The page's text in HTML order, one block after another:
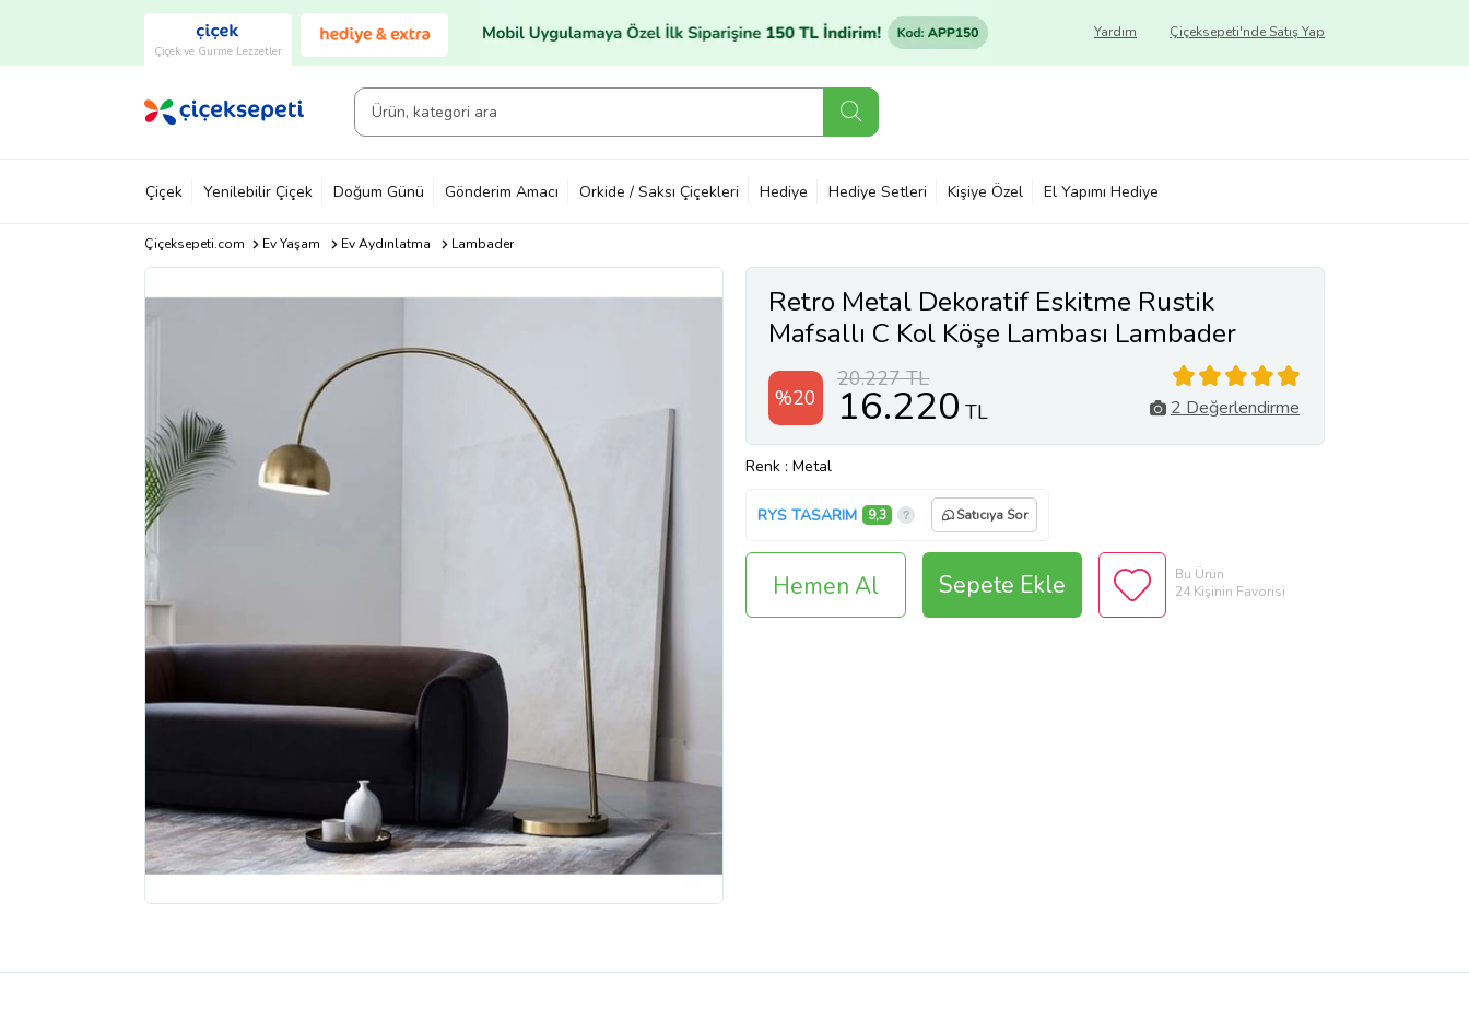
Çiçek ve Gurme Lezzetler
Çiçeksepeti'nde Satış Yap
Yardım
Çiçek Yenilebilir Çiçek Doğum Günü Gönderim Amacı Orkide / Saksı Çiçekleri Hediye Hediye Setleri Kişiye Özel El Yapımı Hediye
Çiçeksepeti.com Ev Yaşam Ev Aydınlatma Lambader
Retro Metal Dekoratif Eskitme Rustik
Mafsallı C Kol Köşe Lambası Lambader
Başlık Çap:40 cm
%20
20.227 TL
16.220 TL 2 Değerlendirme
Renk : Metal
RYS TASARIM 9,3 Satıcıya Sor
Hemen Al Sepete Ekle
Bu Ürün
24 Kişinin Favorisi